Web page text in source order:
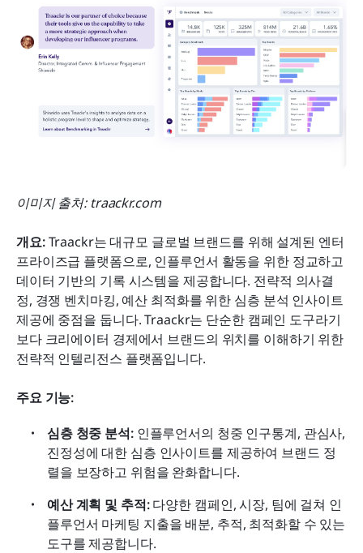
이미지 출처: traackr.com
개요: Traackr는 대규모 글로벌 브랜드를 위해 설계된 엔터
프라이즈급 플랫폼으로, 인플루언서 활동을 위한 정교하고
데이터 기반의 기록 시스템을 제공합니다. 전략적 의사결
정, 경쟁 벤치마킹, 예산 최적화를 위한 심층 분석 인사이트
제공에 중점을 둡니다. Traackr는 단순한 캠페인 도구라기
보다 크리에이터 경제에서 브랜드의 위치를 이해하기 위한
전략적 인텔리전스 플랫폼입니다.
주요 기능:
심층 청중 분석: 인플루언서의 청중 인구통계, 관심사,
진정성에 대한 심층 인사이트를 제공하여 브랜드 정
렬을 보장하고 위험을 완화합니다.
예산 계획 및 추적: 다양한 캠페인, 시장, 팀에 걸쳐 인
플루언서 마케팅 지출을 배분, 추적, 최적화할 수 있는
도구를 제공합니다.